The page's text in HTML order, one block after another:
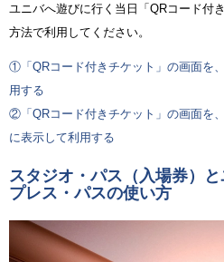
ユニバへ遊びに行く当日「QRコード付
方法で利用してください。
①「QRコード付きチケット」の画面を
用する
②「QRコード付きチケット」の画面を
に表示して利用する
スタジオ・パス（入場券）
プレス・パスの使い方